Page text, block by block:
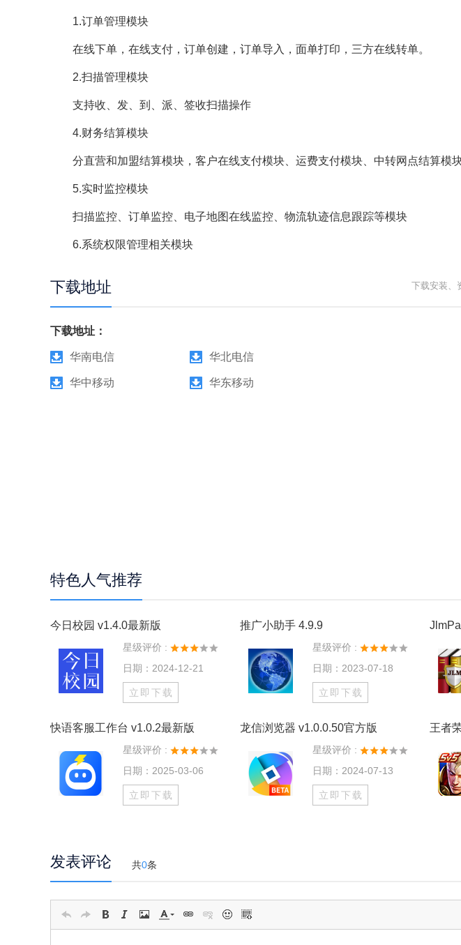
1.订单管理模块
在线下单，在线支付，订单创建，订单导入，面单打印，三方在线转单。
2.扫描管理模块
支持收、发、到、派、签收扫描操作
4.财务结算模块
分直营和加盟结算模块，客户在线支付模块、运费支付模块、中转网点结算模
5.实时监控模块
扫描监控、订单监控、电子地图在线监控、物流轨迹信息跟踪等模块
6.系统权限管理相关模块
下载地址 下载安装、
下载地址：
华南电信 华北电信
华中移动 华东移动
特色人气推荐
今日校园 v1.4.0最新版
星级评价 :
日期：2024-12-21
立即下载
推广小助手 4.9.9
星级评价 :
日期：2023-07-18
立即下载
快语客服工作台 v1.0.2最新版
星级评价 :
日期：2025-03-06
立即下载
龙信浏览器 v1.0.0.50官方版
星级评价 :
日期：2024-07-13
立即下载
王者
发表评论 共0条